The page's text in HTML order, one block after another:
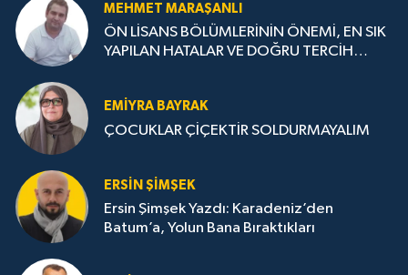
MEHMET MARAŞANLI
ÖN LİSANS BÖLÜMLERİNİN ÖNEMİ, EN SIK
YAPILAN HATALAR VE DOĞRU TERCİH
EMIYRA BAYRAK
ÇOCUKLAR ÇİÇEKTİR SOLDURMAYALIM
ERSIN ŞIMŞEK
Ersin Şimşek Yazdı: Karadeniz’den
Batum’a, Yolun Bana Bıraktıkları